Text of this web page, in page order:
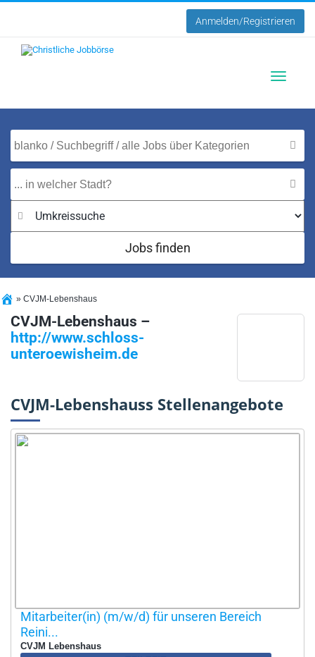
Anmelden/Registrieren
Jobs finden
» CVJM-Lebenshaus
CVJM-Lebenshaus –
http://www.schloss-
unteroewisheim.de
CVJM-Lebenshauss Stellenangebote
Mitarbeiter(in) (m/w/d) für unseren Bereich
Reini...
CVJM Lebenshaus